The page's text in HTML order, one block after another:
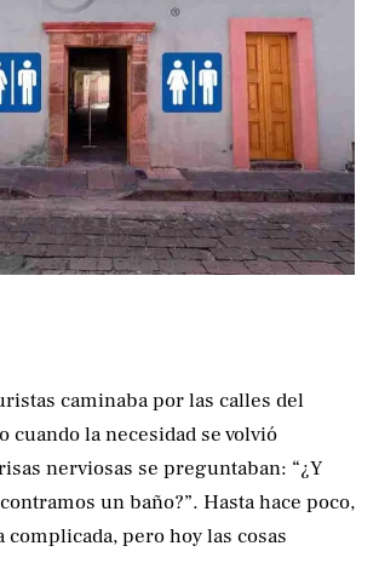
caminaba por las calles del
cuando la necesidad se volvió
nerviosas se preguntaban: “¿Y
un baño?”. Hasta hace poco,
complicada, pero hoy las cosas